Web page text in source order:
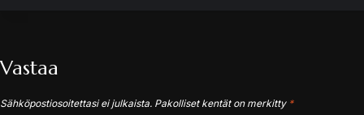
Vastaa
Sähköpostiosoitettasi ei julkaista. Pakolliset kentät on merkitty *